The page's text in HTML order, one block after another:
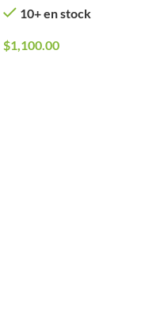
10+ en stock
$1,100.00